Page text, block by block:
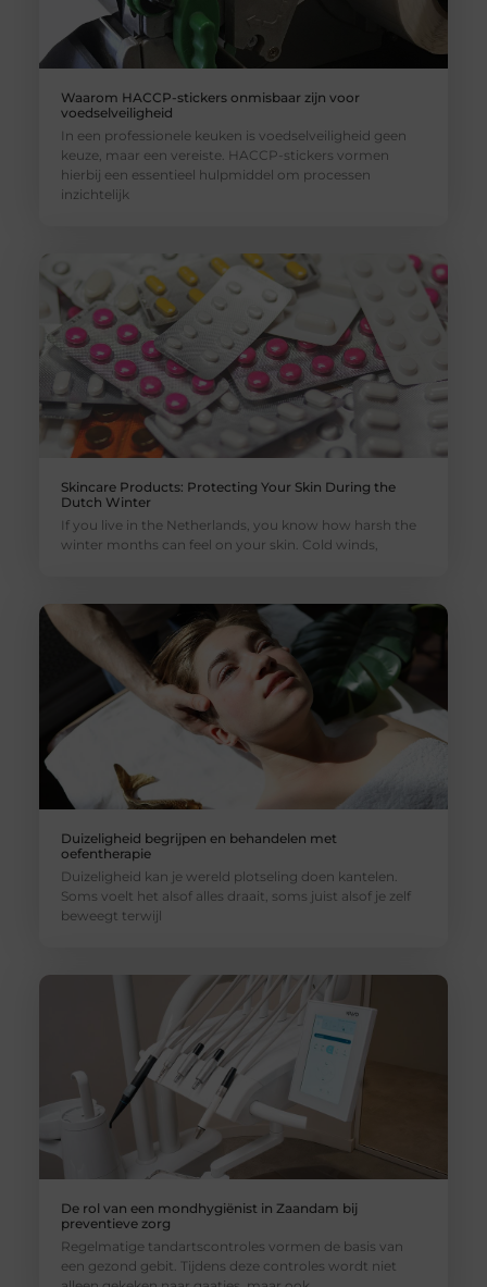
Waarom HACCP-stickers onmisbaar zijn voor
voedselveiligheid
In een professionele keuken is voedselveiligheid geen
keuze, maar een vereiste. HACCP-stickers vormen
hierbij een essentieel hulpmiddel om processen
inzichtelijk
Skincare Products: Protecting Your Skin During the
Dutch Winter
If you live in the Netherlands, you know how harsh the
winter months can feel on your skin. Cold winds,
Duizeligheid begrijpen en behandelen met
oefentherapie
Duizeligheid kan je wereld plotseling doen kantelen.
Soms voelt het alsof alles draait, soms juist alsof je zelf
beweegt terwijl
De rol van een mondhygiënist in Zaandam bij
preventieve zorg
Regelmatige tandartscontroles vormen de basis van
een gezond gebit. Tijdens deze controles wordt niet